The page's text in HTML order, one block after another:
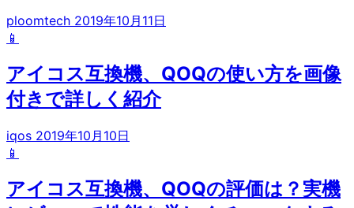
ploomtech 2019年10月11日
📱
アイコス互換機、QOQの使い方を画像
付きで詳しく紹介
iqos 2019年10月10日
📱
アイコス互換機、QOQの評価は？実機